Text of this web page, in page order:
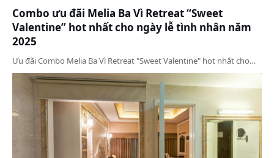
Combo ưu đãi Melia Ba Vì Retreat “Sweet
Valentine” hot nhất cho ngày lễ tình nhân năm
2025
Ưu đãi Combo Melia Ba Vì Retreat "Sweet Valentine" hot nhất cho…